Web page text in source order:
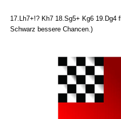
17.Lh7+!? Kh7 18.Sg5+ Kg6 19.Dg4
Schwarz bessere Chancen.)